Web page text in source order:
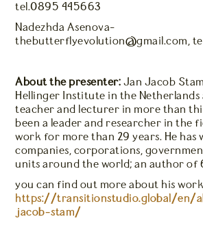
tel.0895 445663
Nadezhda Asenova-
thebutterflyevolution@gmail.com,
About the presenter: Jan Jacob
Hellinger Institute in the Netherlands
teacher and lecturer in more than
been a leader and researcher in the
work for more than 29 years. He has
companies, corporations,
units around the world; an author of
You can find out more about his
https://transitionstudio.global/en/
jacob-stam/